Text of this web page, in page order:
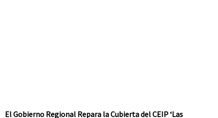
El Gobierno Regional Repara la Cubierta del CEIP ‘Las